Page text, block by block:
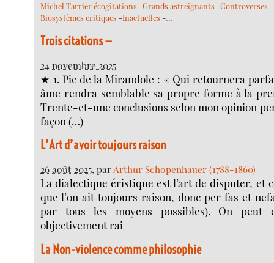
Michel Tarrier écogitations -Grands astreignants -Controverses -
Biosystèmes critiques -Inactuelles -…
Trois citations —
24 novembre 2025
★ 1. Pic de la Mirandole : « Qui retournera
âme rendra semblable sa propre forme à la
Trente-et-une conclusions selon mon opinion
façon (…)
L’Art d’avoir toujours raison
26 août 2025, parArthur Schopenhauer (1788-1860)
La dialectique éristique est l’art de disputer, et
que l’on ait toujours raison, donc per fas et
par tous les moyens possibles). On peut
objectivement rai
La Non-violence comme philosophie